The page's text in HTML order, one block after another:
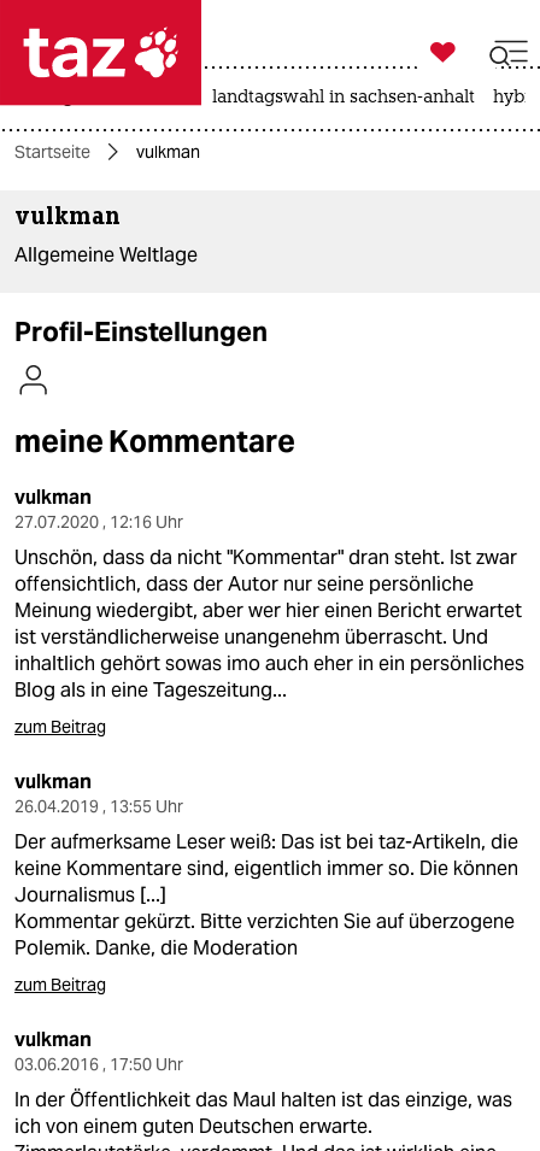
 taz zahl ich
themen
politik
öko
gesellschaft
kultur
sport
berlin
nord
wahrheit
verlag
veranstaltungen
shop
fragen & hilfe
unterstützen
abo
genossenschaft
epaper login

taz zahl ich
landtagswahl in sachsen-anhalt
Startseite vulkman
vulkman
Allgemeine Weltlage
Profil-Einstellungen
meine Kommentare
vulkman
27.07.2020 , 12:16 Uhr
Unschön, dass da nicht "Kommentar" dran steht. Ist zwar
offensichtlich, dass der Autor nur seine persönliche
Meinung wiedergibt, aber wer hier einen Bericht erwartet
ist verständlicherweise unangenehm überrascht. Und
inhaltlich gehört sowas imo auch eher in ein persönliches
Blog als in eine Tageszeitung...
zum Beitrag
vulkman
26.04.2019 , 13:55 Uhr
Der aufmerksame Leser weiß: Das ist bei taz-Artikeln, die
keine Kommentare sind, eigentlich immer so. Die können
Journalismus [...]
Kommentar gekürzt. Bitte verzichten Sie auf überzogene
Polemik. Danke, die Moderation
zum Beitrag
vulkman
03.06.2016 , 17:50 Uhr
In der Öffentlichkeit das Maul halten ist das einzige, was
ich von einem guten Deutschen erwarte.